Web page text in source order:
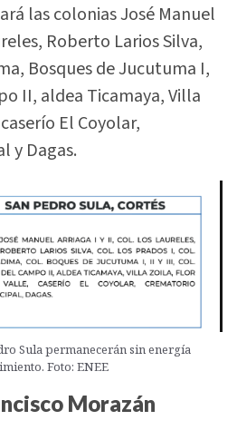
las colonias José Manuel
Roberto Larios Silva,
Bosques de Jucutuma I,
II, aldea Ticamaya, Villa
El Coyolar,
y Dagas.
Sula permanecerán sin energía
Foto: ENEE
Morazán